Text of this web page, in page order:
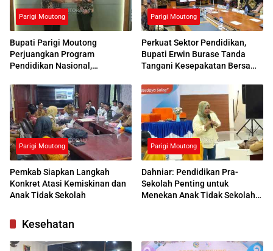
Parigi Moutong
Bupati Parigi Moutong
Perjuangkan Program
Pendidikan Nasional,
Respons Positif
Parigi Moutong
Perkuat Sektor Pendidikan,
Bupati Erwin Burase Tanda
Tangani Kesepakatan Bersama
Parigi Moutong
Pemkab Siapkan Langkah
Konkret Atasi Kemiskinan dan
Anak Tidak Sekolah
Parigi Moutong
Dahniar: Pendidikan Pra-
Sekolah Penting untuk
Menekan Anak Tidak Sekolah
Kesehatan